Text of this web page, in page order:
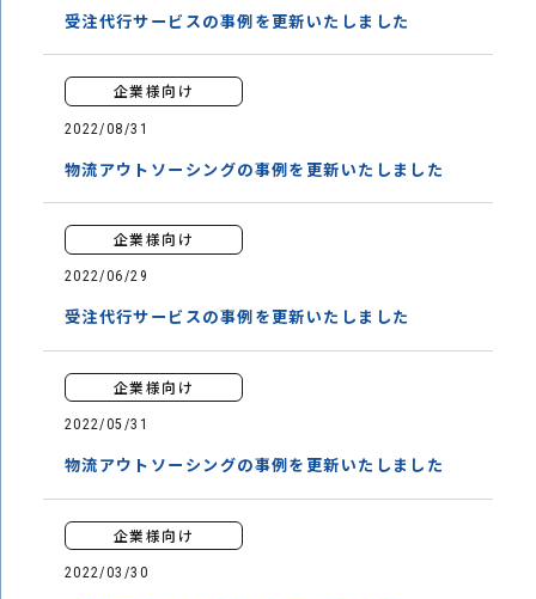
受注代行サービスの事例を更新いたしました
企業様向け
2022/08/31
物流アウトソーシングの事例を更新いたしました
企業様向け
2022/06/29
受注代行サービスの事例を更新いたしました
企業様向け
2022/05/31
物流アウトソーシングの事例を更新いたしました
企業様向け
2022/03/30